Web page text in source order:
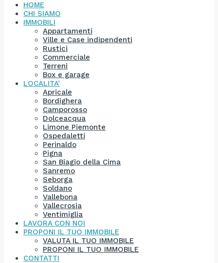
HOME
CHI SIAMO
IMMOBILI
Appartamenti
Ville e Case indipendenti
Rustici
Commerciale
Terreni
Box e garage
LOCALITA’
Apricale
Bordighera
Camporosso
Dolceacqua
Limone Piemonte
Ospedaletti
Perinaldo
Pigna
San Biagio della Cima
Sanremo
Seborga
Soldano
Vallebona
Vallecrosia
Ventimiglia
LAVORA CON NOI
PROPONI IL TUO IMMOBILE
VALUTA IL TUO IMMOBILE
PROPONI IL TUO IMMOBILE
CONTATTI